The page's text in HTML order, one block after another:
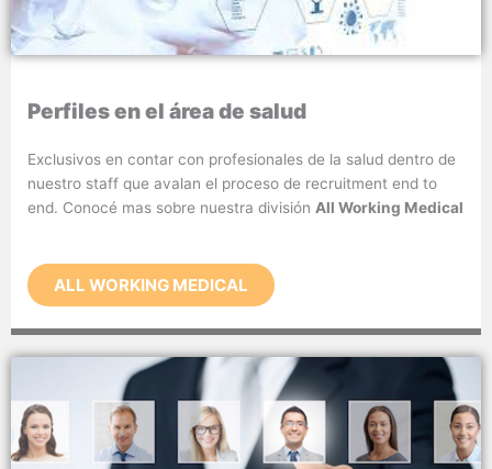
Perfiles en el área de salud
Exclusivos en contar con profesionales de la salud dentro de
nuestro staff que avalan el proceso de recruitment end to
end. Conocé mas sobre nuestra división All Working Medical
ALL WORKING MEDICAL